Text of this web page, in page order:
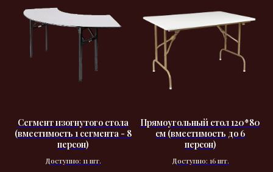
Сегмент изогнутого стола
(вместимость 1 сегмента - 8
персон)
Доступно: 11 шт.
Прямоугольный стол 120*80
см (вместимость до 6
персон)
Доступно: 16 шт.